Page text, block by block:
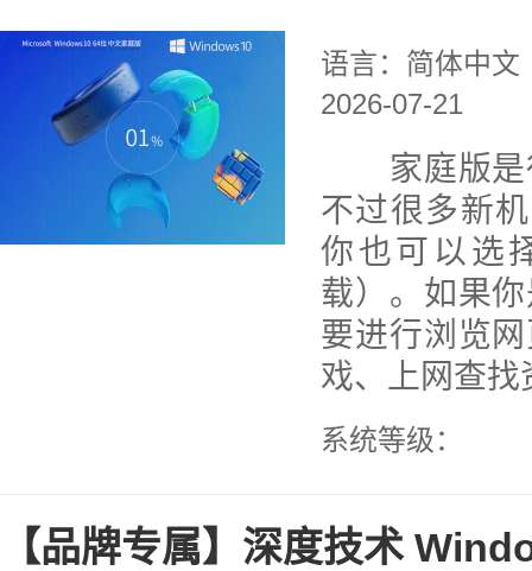
语言：简体中文
2026-07-21
家庭版是
不过很多新
你也可以选
载）。如果
要进行浏览
戏、上网查找
系统等级：
【品牌专属】深度技术